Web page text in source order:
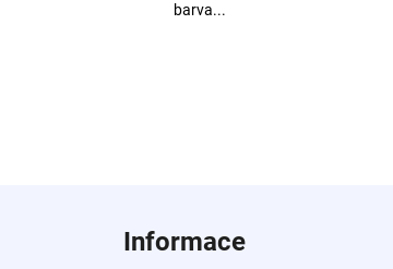
barva...
Informace